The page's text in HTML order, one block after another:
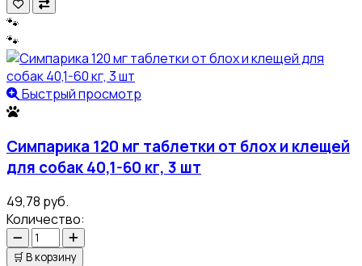
🐾
🐾
Быстрый просмотр
Симпарика 120 мг таблетки от блох и клещей
для собак 40,1-60 кг, 3 шт
49,78 руб.
Количество:
🛒В корзину